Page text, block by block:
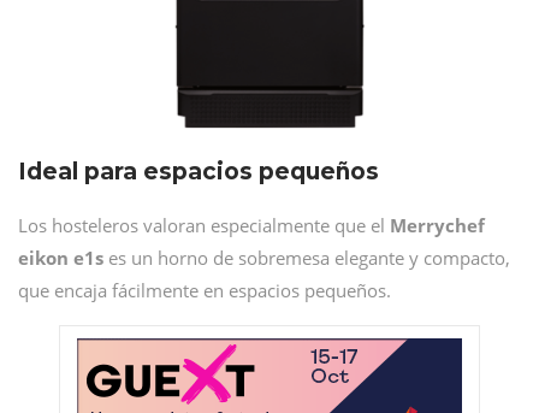
Ideal para espacios pequeños
Los hosteleros valoran especialmente que el Merrychef
eikon e1s es un horno de sobremesa elegante y compacto,
que encaja fácilmente en espacios pequeños.